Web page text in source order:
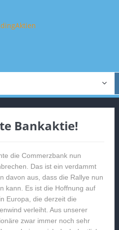
Bankaktie!
die Commerzbank nun
Das ist ein verdammt
davon aus, dass die Rallye nun
kann. Es ist die Hoffnung auf
Europa, die derzeit die
verleiht. Aus unserer
zwar immer noch sehr